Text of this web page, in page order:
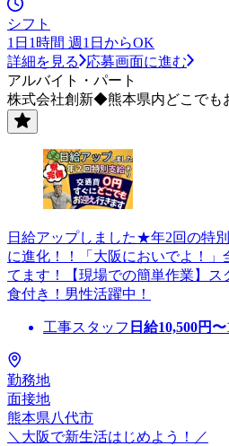
シフト
1日1時間 週1日からOK
詳細を見る
応募画面に進む
アルバイト・パート
株式会社創新◆熊本県内どこでも
日給アップしました★年2回の特
に進化！！「大阪においでよ！」
てます！【現場での簡単作業】ス
食付き！男性活躍中！
工事スタッフ 日給10,500円〜
勤務地
面接地
熊本県八代市
＼大阪で新生活はじめよう！／